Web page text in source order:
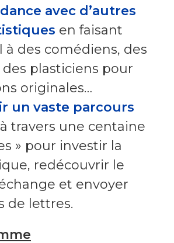
avec d’autres
en faisant
à des comédiens, des
plasticiens pour
originales…
un vaste parcours
à travers une centaine
» pour investir la
redécouvrir le
et envoyer
de lettres.